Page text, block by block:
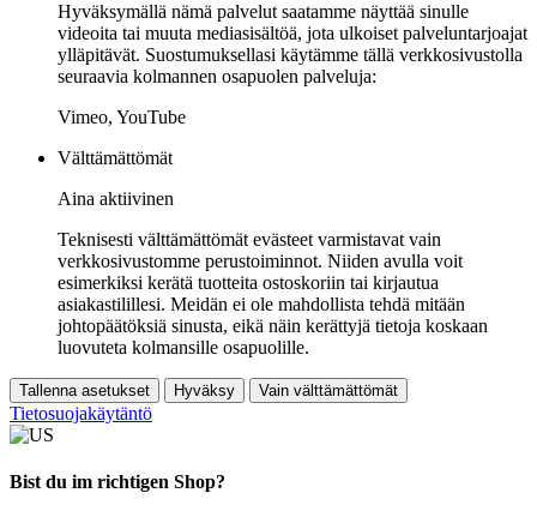
Hyväksymällä nämä palvelut saatamme näyttää sinulle
videoita tai muuta mediasisältöä, jota ulkoiset palveluntarjoajat
ylläpitävät. Suostumuksellasi käytämme tällä verkkosivustolla
seuraavia kolmannen osapuolen palveluja:
Vimeo, YouTube
Välttämättömät
Aina aktiivinen
Teknisesti välttämättömät evästeet varmistavat vain
verkkosivustomme perustoiminnot. Niiden avulla voit
esimerkiksi kerätä tuotteita ostoskoriin tai kirjautua
asiakastilillesi. Meidän ei ole mahdollista tehdä mitään
johtopäätöksiä sinusta, eikä näin kerättyjä tietoja koskaan
luovuteta kolmansille osapuolille.
Tallenna asetukset Hyväksy Vain välttämättömät
Tietosuojakäytäntö
Bist du im richtigen Shop?